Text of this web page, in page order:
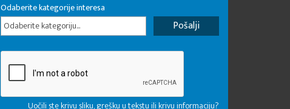
Odaberite kategorije interesa
Odaberite kategoriju...
Uočili ste krivu sliku, grešku u tekstu ili krivu informaciju?